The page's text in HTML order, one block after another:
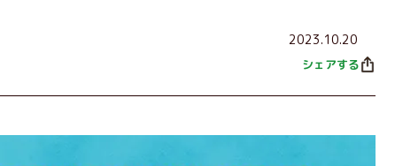
2023.10.20
シェアする